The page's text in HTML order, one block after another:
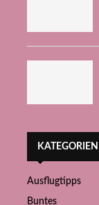
KATEGORIEN
Ausflugtipps
Buntes